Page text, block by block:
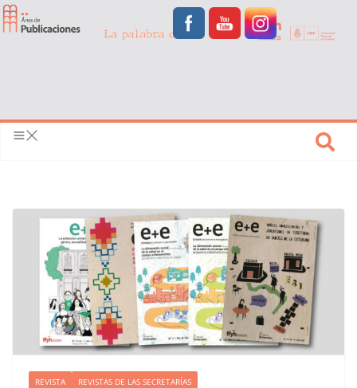
REVISTA
REVISTAS DE LAS SECRETARÍAS